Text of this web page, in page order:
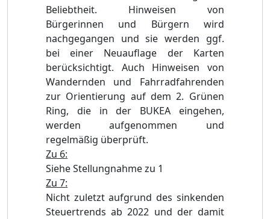
Beliebtheit. Hinweisen von
Bürgerinnen und Bürgern wird
nachgegangen und sie werden ggf.
bei einer Neuauflage der Karten
berücksichtigt. Auch Hinweisen von
Wandernden und Fahrradfahrenden
zur Orientierung auf dem 2. Grünen
Ring, die in der BUKEA eingehen,
werden aufgenommen und
regelmäßig überprüft.
Zu 6:
Siehe Stellungnahme zu 1
Zu 7:
Nicht zuletzt aufgrund des sinkenden
Steuertrends ab 2022 und der damit